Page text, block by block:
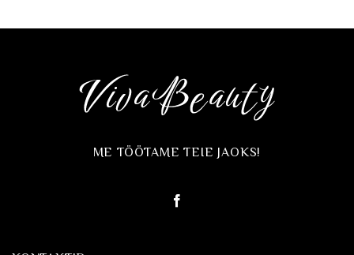
ME TÖÖTAME TEIE JAOKS!